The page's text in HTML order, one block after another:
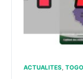
ACTUALITES TOGO